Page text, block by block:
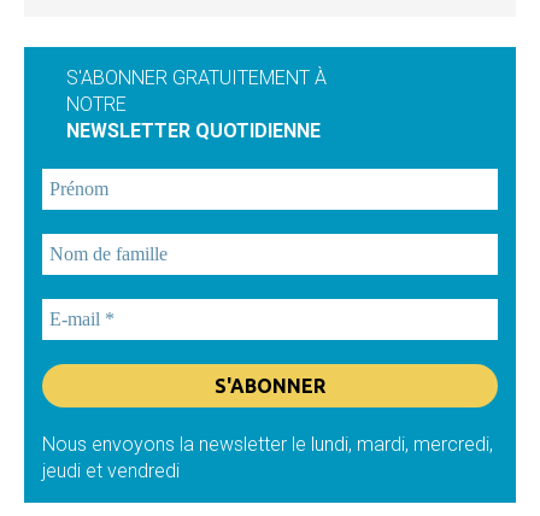
S'ABONNER GRATUITEMENT À
NOTRE
NEWSLETTER QUOTIDIENNE
Nous envoyons la newsletter le lundi, mardi, mercredi,
jeudi et vendredi